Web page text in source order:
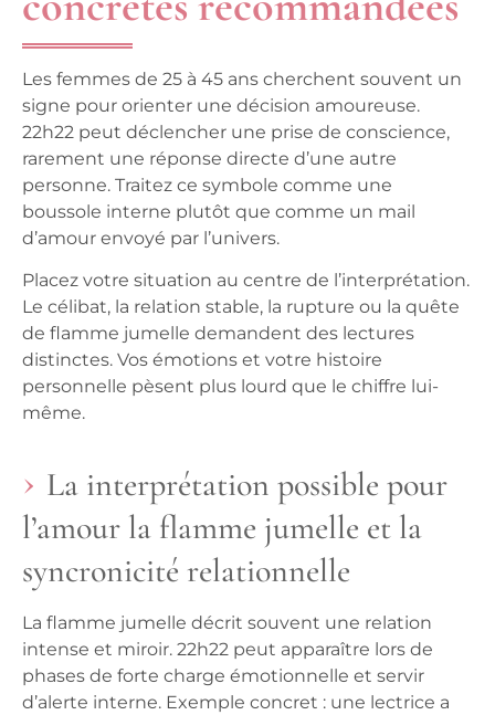
Les femmes de 25 à 45 ans cherchent souvent un
signe pour orienter une décision amoureuse.
22h22 peut déclencher une prise de conscience,
rarement une réponse directe d’une autre
personne. Traitez ce symbole comme une
boussole interne plutôt que comme un mail
d’amour envoyé par l’univers.
Placez votre situation au centre de l’interprétation.
Le célibat, la relation stable, la rupture ou la quête
de flamme jumelle demandent des lectures
distinctes. Vos émotions et votre histoire
personnelle pèsent plus lourd que le chiffre lui-
même.
La interprétation possible pour
l’amour la flamme jumelle et la
syncronicité relationnelle
La flamme jumelle décrit souvent une relation
intense et miroir. 22h22 peut apparaître lors de
phases de forte charge émotionnelle et servir
d’alerte interne. Exemple concret : une lectrice a